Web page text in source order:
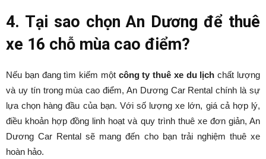
4. Tại sao chọn An Dương để thuê
xe 16 chỗ mùa cao điểm?
Nếu bạn đang tìm kiếm một công ty thuê xe du lịch chất lượng
và uy tín trong mùa cao điểm, An Dương Car Rental chính là sự
lựa chọn hàng đầu của bạn. Với số lượng xe lớn, giá cả hợp lý,
điều khoản hợp đồng linh hoạt và quy trình thuê xe đơn giản, An
Dương Car Rental sẽ mang đến cho bạn trải nghiệm thuê xe
hoàn hảo.